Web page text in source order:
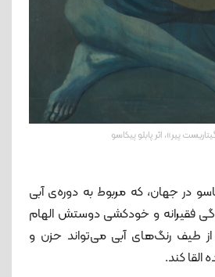
پیر»، اثر پابلو پیکاسو
در جهان، که مربوط به دوره‌ی آبی
فقیرانه و خودکشی دوستش الهام
طیف رنگ‌های آبی می‌تواند حزن و
القا کند.